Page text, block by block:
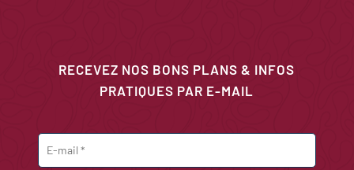
RECEVEZ NOS BONS PLANS & INFOS
PRATIQUES PAR E-MAIL